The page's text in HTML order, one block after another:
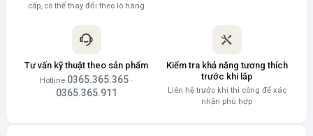
cấp, có thể thay đổi theo lô hàng
Tư vấn kỹ thuật theo sản phẩm
Hotline 0365.365.365 ·
0365.365.911
Kiểm tra khả năng tương thích
trước khi lắp
Liên hệ trước khi thi công để xác
nhận phù hợp